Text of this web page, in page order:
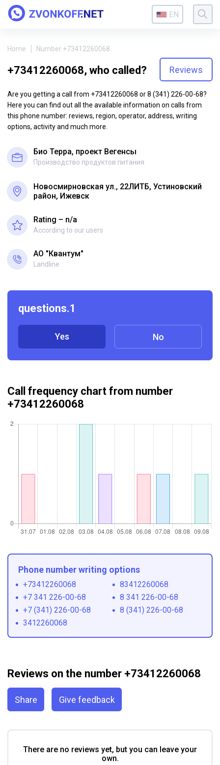
EN
Home Number +73412260068
+73412260068, who called? Reviews
Are you getting a call from +73412260068 or 8 (341) 226-00-68?
Here you can find out all the available information on calls from
this phone number: reviews, region, operator, address, writing
options, activity and much more.
Био Терра, проект Вегенсы
Производство продуктов питания
Новосмирновская ул., 22ЛИТБ, Устиновский
район, Ижевск
Rating – n/a
According to our users
АО "Квантум"
Landline
questions.1
Yes No
Call frequency chart from number
+73412260068
Phone number writing options
+73412260068
83412260068
+7 341 226-00-68
8 341 226-00-68
+7 (341) 226-00-68
8 (341) 226-00-68
3412260068
Reviews on the number +73412260068
Share Give feedback
There are no reviews yet, but you can leave your
own.